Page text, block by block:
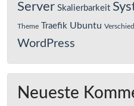
Server Skalierbarkeit
Theme Traefik Ubuntu
WordPress
Neueste